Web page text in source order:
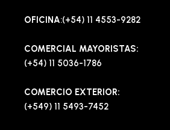
OFICINA:(+54) 11 4553-9282
COMERCIAL MAYORISTAS:
(+54) 11 5036-1786
COMERCIO EXTERIOR:
(+549) 11 5493-7452